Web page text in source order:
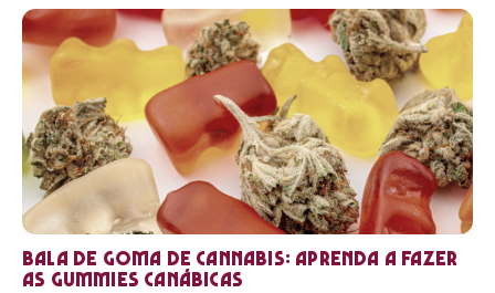
Bala de goma de cannabis: aprenda a fazer
as gummies canábicas